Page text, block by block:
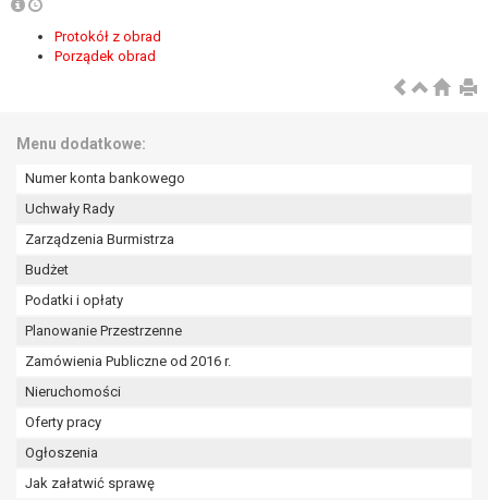
Protokół z obrad
Porządek obrad
Menu dodatkowe:
Numer konta bankowego
Uchwały Rady
Zarządzenia Burmistrza
Budżet
Podatki i opłaty
Planowanie Przestrzenne
Zamówienia Publiczne od 2016 r.
Nieruchomości
Oferty pracy
Ogłoszenia
Jak załatwić sprawę
prawo sprzeciwu wobec przetwarzania
danych na podstawie art. 21 RODO, wobec
przetwarzania danych osobowych, którego
interesie publicznym lub w ramach
Z przyczyn związanych z Pani/Pana
uzasadnionych podstaw do przetwarzania,